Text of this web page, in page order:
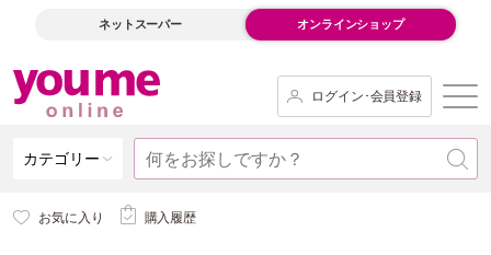
ネットスーパー オンラインショップ
ログイン･会員登録
カテゴリー
お気に入り 購入履歴